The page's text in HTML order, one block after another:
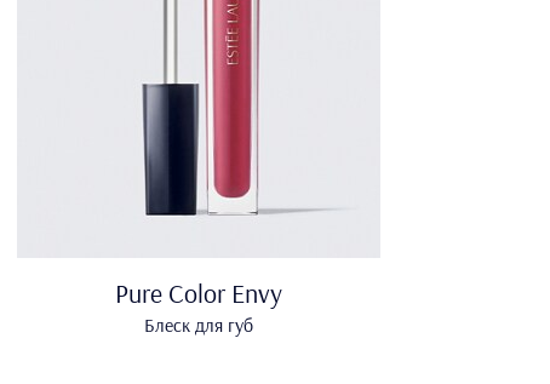
Pure Color Envy
Блеск для губ